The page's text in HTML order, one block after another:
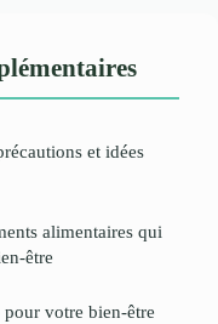
et idées
alimentaires qui
être
votre bien-être